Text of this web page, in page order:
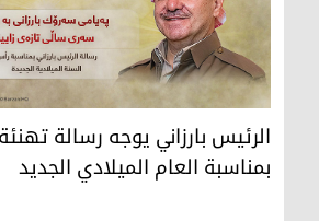
الرئيس بارزاني يوجه رسالة تهنئة
الرئيس بارزاني يوجه رسالة تهنئة
بمناسبة العام الميلادي الجديد